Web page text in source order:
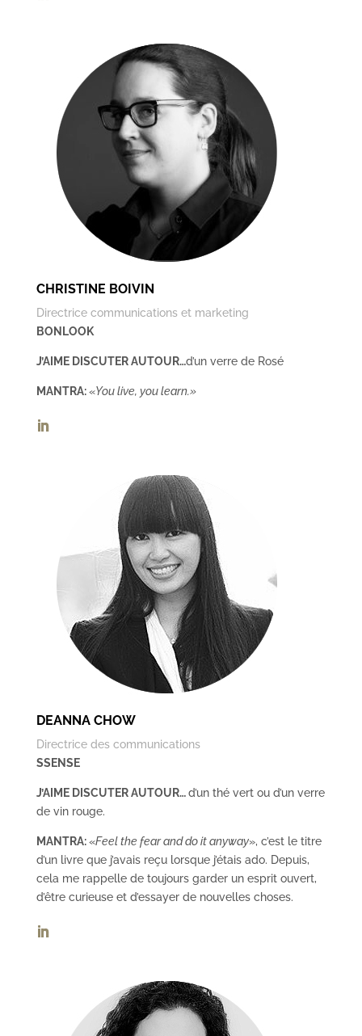
CHRISTINE BOIVIN
Directrice communications et marketing
BONLOOK
J’AIME DISCUTER AUTOUR…d’un verre de Rosé
MANTRA:«You live, you learn.»
DEANNA CHOW
Directrice des communications
SSENSE
J’AIME DISCUTER AUTOUR…d’un thé vert ou d’un verre
de vin rouge.
MANTRA:«Feel the fear and do it anyway», c’est le titre
d’un livre que j’avais reçu lorsque j’étais ado. Depuis,
cela me rappelle de toujours garder un esprit ouvert,
d’être curieuse et d’essayer de nouvelles choses.